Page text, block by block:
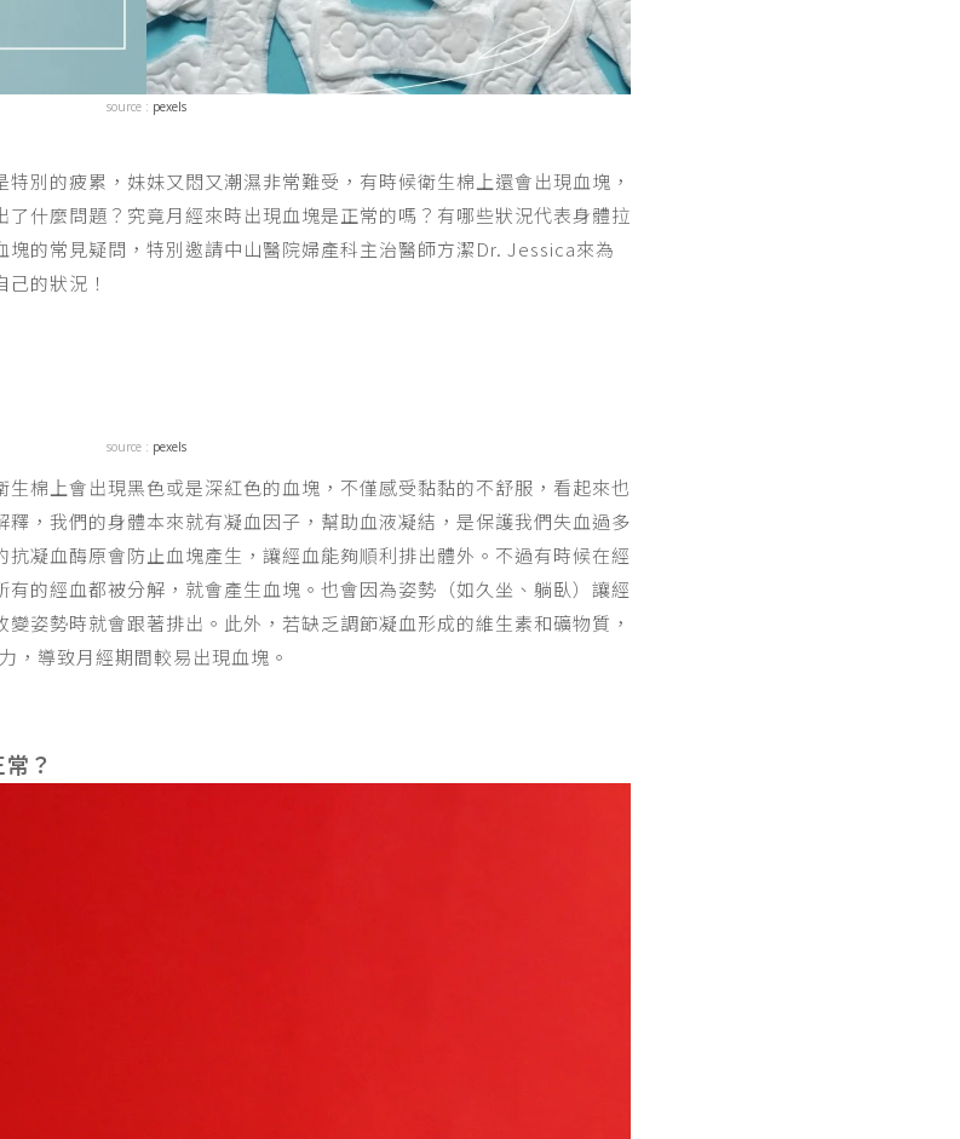
source : pexels
別的疲累，妹妹又悶又潮濕非常難受，有時候衛生棉上還會出現血塊，
什麼問題？究竟月經來時出現血塊是正常的嗎？有哪些狀況代表身體拉
的常見疑問，特別邀請中山醫院婦產科主治醫師方潔Dr. Jessica來為
的狀況！
source : pexels
棉上會出現黑色或是深紅色的血塊，不僅感受黏黏的不舒服，看起來也
，我們的身體本來就有凝血因子，幫助血液凝結，是保護我們失血過多
凝血酶原會防止血塊產生，讓經血能夠順利排出體外。不過有時候在經
的經血都被分解，就會產生血塊。也會因為姿勢（如久坐、躺臥）讓經
姿勢時就會跟著排出。此外，若缺乏調節凝血形成的維生素和礦物質，
，導致月經期間較易出現血塊。
？